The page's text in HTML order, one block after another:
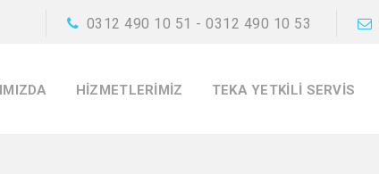
HIZMETLERIMIZ TEKA YETKILI SERVIS
0312 490 10 51 - 0312 490 10 53